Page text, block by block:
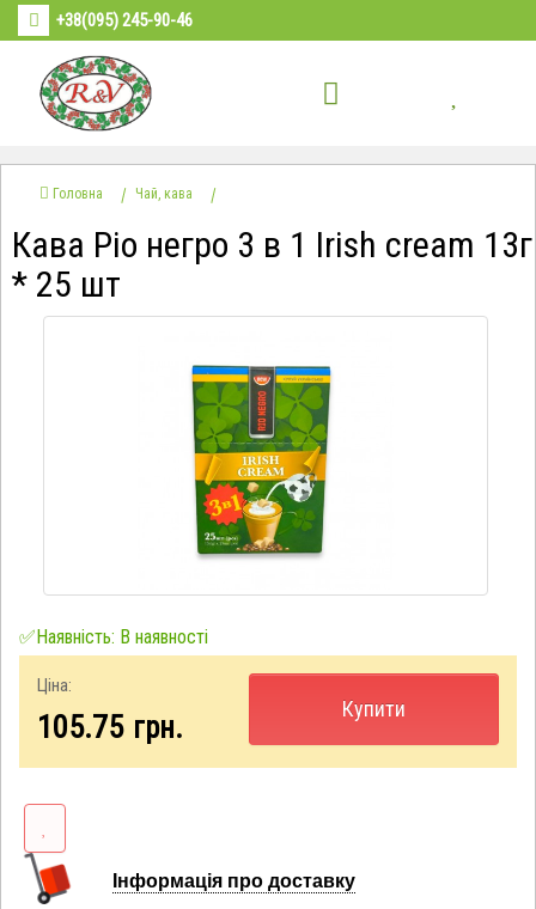
+38(095) 245-90-46
Головна Чай, кава
Кава Ріо негро 3 в 1 Irish cream 13г
* 25 шт
✅Наявність: В наявності
Ціна:
105.75 грн.
Купити
Інформація про доставку